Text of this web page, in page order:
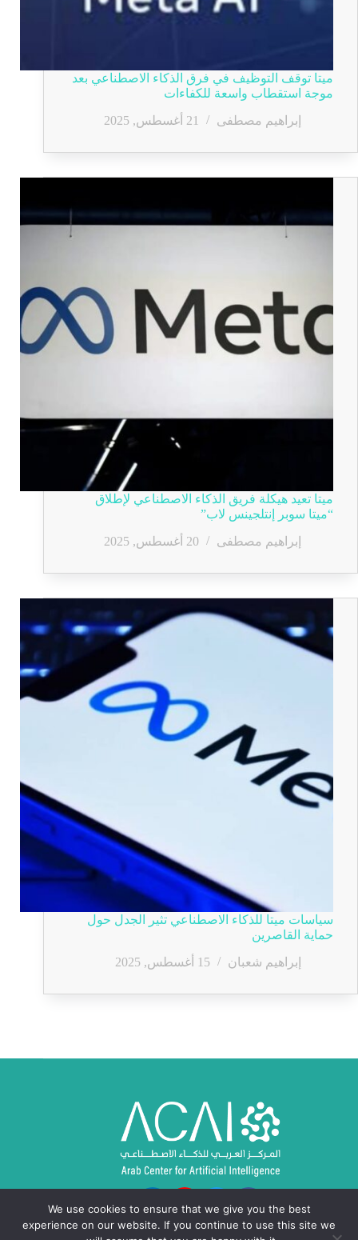
ميتا توقف التوظيف في فرق الذكاء الاصطناعي بعد
موجة استقطاب واسعة للكفاءات
إبراهيم مصطفى
21 أغسطس, 2025
ميتا تعيد هيكلة فريق الذكاء الاصطناعي لإطلاق
“ميتا سوبر إنتلجينس لاب”
إبراهيم مصطفى
20 أغسطس, 2025
سياسات ميتا للذكاء الاصطناعي تثير الجدل حول
حماية القاصرين
إبراهيم شعبان
15 أغسطس, 2025
We use cookies to ensure that we give you the best
experience on our website. If you continue to use this site we